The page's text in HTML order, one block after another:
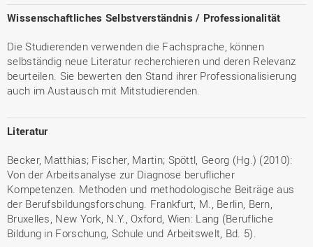
Wissenschaftliches Selbstverständnis / Professionalität
Die Studierenden verwenden die Fachsprache, können
selbständig neue Literatur recherchieren und deren Relevanz
beurteilen. Sie bewerten den Stand ihrer Professionalisierung
auch im Austausch mit Mitstudierenden.
Literatur
Becker, Matthias; Fischer, Martin; Spöttl, Georg (Hg.) (2010):
Von der Arbeitsanalyse zur Diagnose beruflicher
Kompetenzen. Methoden und methodologische Beiträge aus
der Berufsbildungsforschung. Frankfurt, M., Berlin, Bern,
Bruxelles, New York, N.Y., Oxford, Wien: Lang (Berufliche
Bildung in Forschung, Schule und Arbeitswelt, Bd. 5).